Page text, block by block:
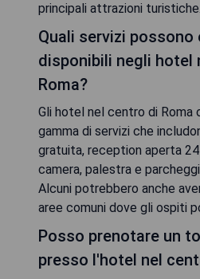
principali attrazioni turistiche.
Quali servizi possono
disponibili negli hotel
Roma?
Gli hotel nel centro di Roma
gamma di servizi che
gratuita, reception aperta
camera, palestra e
Alcuni potrebbero anche
aree comuni dove gli ospiti
Posso prenotare un
presso l'hotel nel